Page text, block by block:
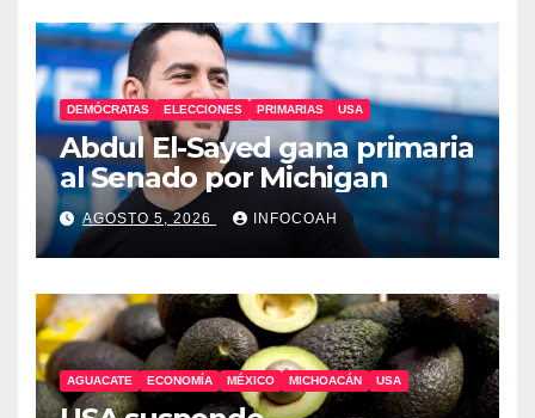
DEMÓCRATAS ELECCIONES PRIMARIAS USA
Abdul El-Sayed gana primaria
al Senado por Michigan
AGOSTO 5, 2026 INFOCOAH
AGUACATE ECONOMÍA MÉXICO MICHOACÁN USA